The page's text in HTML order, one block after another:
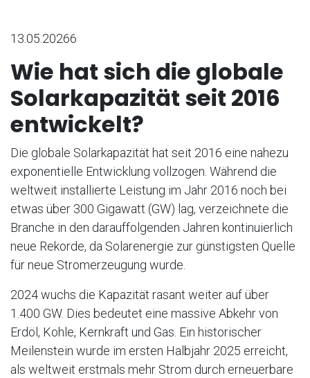
13.05.20266
Wie hat sich die globale
Solarkapazität seit 2016
entwickelt?
Die globale Solarkapazität hat seit 2016 eine nahezu
exponentielle Entwicklung vollzogen. Während die
weltweit installierte Leistung im Jahr 2016 noch bei
etwas über 300 Gigawatt (GW) lag, verzeichnete die
Branche in den darauffolgenden Jahren kontinuierlich
neue Rekorde, da Solarenergie zur günstigsten Quelle
für neue Stromerzeugung wurde.
2024 wuchs die Kapazität rasant weiter auf über
1.400 GW. Dies bedeutet eine massive Abkehr von
Erdöl, Kohle, Kernkraft und Gas. Ein historischer
Meilenstein wurde im ersten Halbjahr 2025 erreicht,
als weltweit erstmals mehr Strom durch erneuerbare